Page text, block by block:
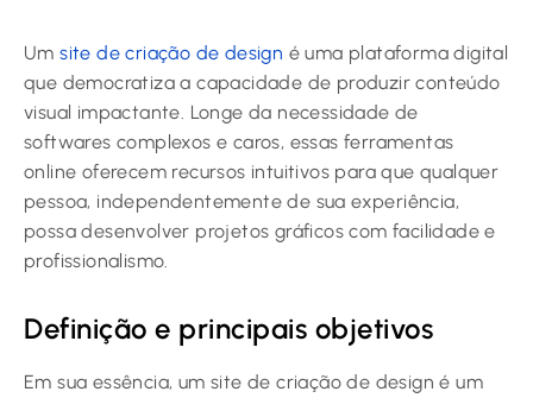
Umsite de criação de design é uma plataforma digital
que democratiza a capacidade de produzir conteúdo
visual impactante. Longe da necessidade de
softwares complexos e caros, essas ferramentas
online oferecem recursos intuitivos para que qualquer
pessoa, independentemente de sua experiência,
possa desenvolver projetos gráficos com facilidade e
profissionalismo.
Definição e principais objetivos
Em sua essência, um site de criação de design é um